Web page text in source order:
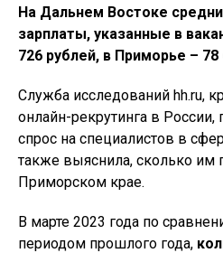
На Дальнем Востоке
зарплаты, указанные в
726 рублей, в Приморье – 78
Служба исследований hh.ru,
онлайн-рекрутинга в России,
спрос на специалистов в
также выяснила, сколько им
Приморском крае.
В марте 2023 года по
периодом прошлого года,